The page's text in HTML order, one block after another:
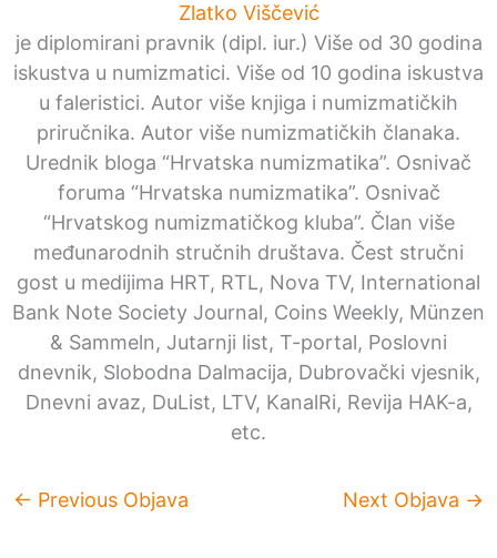
Zlatko Viščević
je diplomirani pravnik (dipl. iur.) Više od 30 godina
iskustva u numizmatici. Više od 10 godina iskustva
u faleristici. Autor više knjiga i numizmatičkih
priručnika. Autor više numizmatičkih članaka.
Urednik bloga “Hrvatska numizmatika”. Osnivač
foruma “Hrvatska numizmatika”. Osnivač
“Hrvatskog numizmatičkog kluba”. Član više
međunarodnih stručnih društava. Čest stručni
gost u medijima HRT, RTL, Nova TV, International
Bank Note Society Journal, Coins Weekly, Münzen
& Sammeln, Jutarnji list, T-portal, Poslovni
dnevnik, Slobodna Dalmacija, Dubrovački vjesnik,
Dnevni avaz, DuList, LTV, KanalRi, Revija HAK-a,
etc.
← Previous Objava Next Objava →